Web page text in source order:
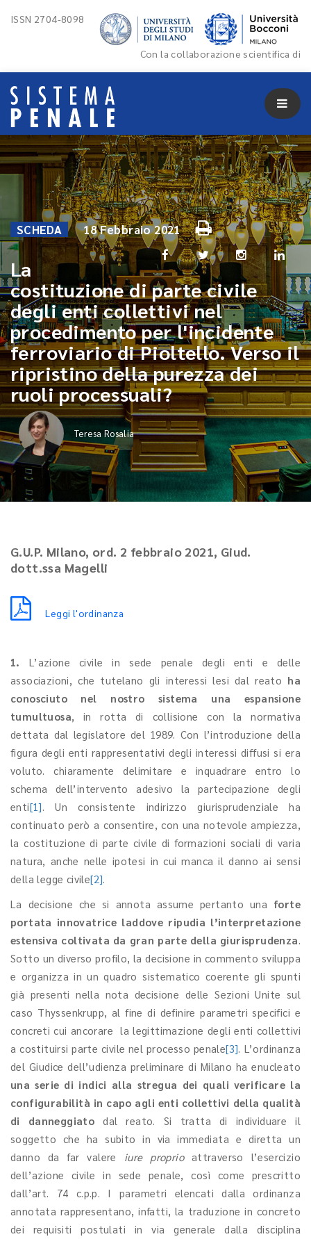
ISSN 2704-8098
Con la collaborazione scientifica di
SCHEDA 18 Febbraio 2021
La
costituzione di parte civile
degli enti collettivi nel
procedimento per l'incidente
ferroviario di Pioltello. Verso il
ripristino della purezza dei
ruoli processuali?
Teresa Rosalia
G.U.P. Milano, ord. 2 febbraio 2021, Giud.
dott.ssa Magelli
Leggi l'ordinanza
1. L’azione civile in sede penale degli enti e delle
associazioni, che tutelano gli interessi lesi dal reato ha
conosciuto nel nostro sistema una espansione
tumultuosa, in rotta di collisione con la normativa
dettata dal legislatore del 1989. Con l’introduzione della
figura degli enti rappresentativi degli interessi diffusi si era
voluto. chiaramente delimitare e inquadrare entro lo
schema dell’intervento adesivo la partecipazione degli
enti[1]. Un consistente indirizzo giurisprudenziale ha
continuato però a consentire, con una notevole ampiezza,
la costituzione di parte civile di formazioni sociali di varia
natura, anche nelle ipotesi in cui manca il danno ai sensi
della legge civile[2].
La decisione che si annota assume pertanto una forte
portata innovatrice laddove ripudia l’interpretazione
estensiva coltivata da gran parte della giurisprudenza.
Sotto un diverso profilo, la decisione in commento sviluppa
e organizza in un quadro sistematico coerente gli spunti
già presenti nella nota decisione delle Sezioni Unite sul
caso Thyssenkrupp, al fine di definire parametri specifici e
concreti cui ancorare la legittimazione degli enti collettivi
a costituirsi parte civile nel processo penale[3]. L’ordinanza
del Giudice dell’udienza preliminare di Milano ha enucleato
una serie di indici alla stregua dei quali verificare la
configurabilità in capo agli enti collettivi della qualità
di danneggiato dal reato. Si tratta di individuare il
soggetto che ha subito in via immediata e diretta un
danno da far valere iure proprioattraverso l’esercizio
dell’azione civile in sede penale, così come prescritto
dall’art. 74 c.p.p. I parametri elencati dalla ordinanza
annotata rappresentano, infatti, la traduzione in concreto
dei requisiti postulati in via generale dalla disciplina